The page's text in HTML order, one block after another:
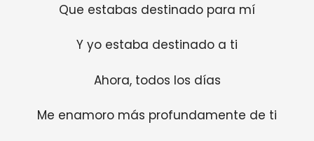
Que estabas destinado para mí
Y yo estaba destinado a ti
Ahora, todos los días
Me enamoro más profundamente de ti